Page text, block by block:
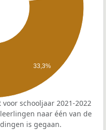
33,3%
schooljaar 2021-2022
naar één van de
is gegaan.